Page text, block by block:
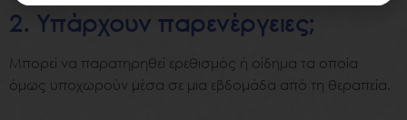
2. Υπάρχουν παρενέργειες;
Μπορεί να παρατηρηθεί ερεθισμός ή οίδημα τα οποία
όμως υποχωρούν μέσα σε μια εβδομάδα από τη θεραπεία.